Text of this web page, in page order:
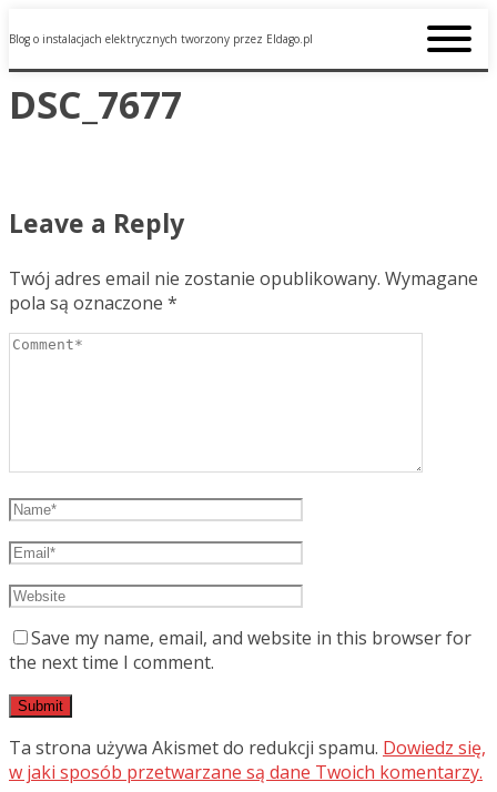
Blog o instalacjach elektrycznych tworzony przez Eldago.pl
DSC_7677
Leave a Reply
Twój adres email nie zostanie opublikowany. Wymagane
pola są oznaczone *
Save my name, email, and website in this browser for
the next time I comment.
Ta strona używa Akismet do redukcji spamu. Dowiedz się,
w jaki sposób przetwarzane są dane Twoich komentarzy.